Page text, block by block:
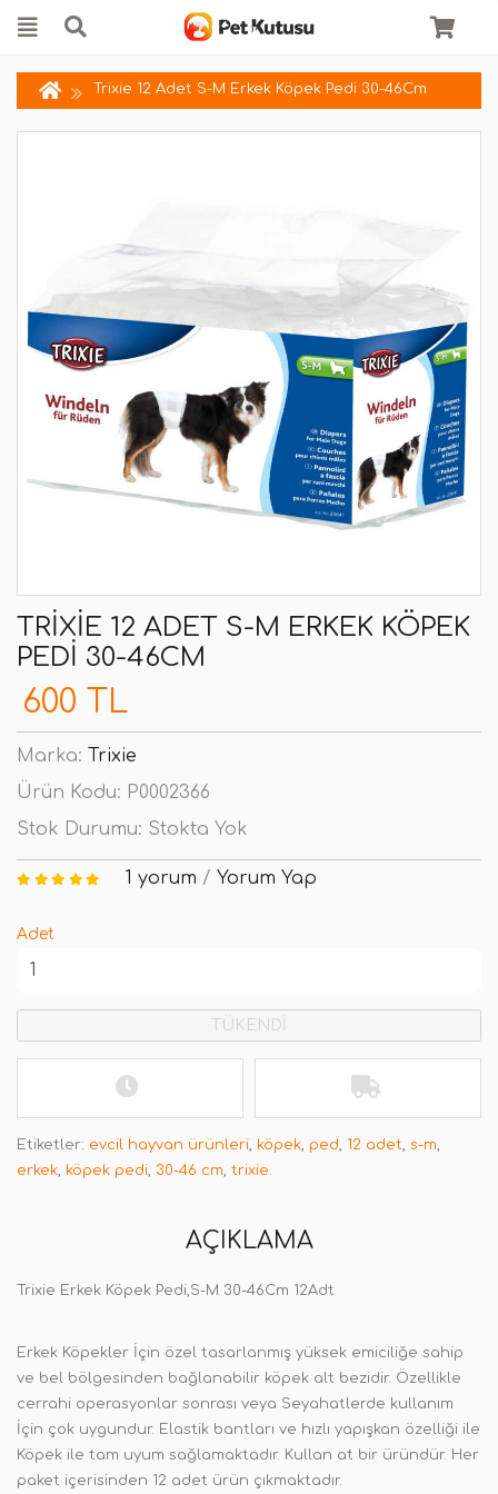
Trixie 12 Adet S-M Erkek Köpek Pedi 30-46Cm
TRIXIE 12 ADET S-M ERKEK KÖPEK
PEDI 30-46CM
600 TL
Marka: Trixie
Ürün Kodu: P0002366
Stok Durumu: Stokta Yok
1 yorum / Yorum Yap
Adet
TÜKENDİ
Etiketler: evcil hayvan ürünleri, köpek, ped, 12 adet, s-m,
erkek, köpek pedi, 30-46 cm, trixie.
AÇIKLAMA
Trixie Erkek Köpek Pedi,S-M 30-46Cm 12Adt
Erkek Köpekler İçin özel tasarlanmış yüksek emiciliğe sahip
ve bel bölgesinden bağlanabilir köpek alt bezidir. Özellikle
cerrahi operasyonlar sonrası veya Seyahatlerde kullanım
İçin çok uygundur. Elastik bantları ve hızlı yapışkan özelliği ile
Köpek ile tam uyum sağlamaktadır. Kullan at bir üründür. Her
paket içerisinden 12 adet ürün çıkmaktadır.